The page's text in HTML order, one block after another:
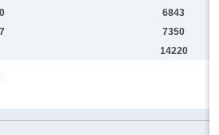
6843
7350
14220